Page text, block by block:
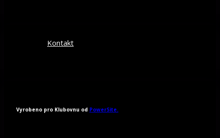
Kontakt
Vyrobeno pro Klubovnu od PowerSite.